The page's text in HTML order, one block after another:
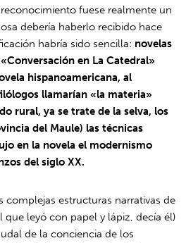
fuese realmente un
debería haberlo recibido hace
habría sido sencilla: novelas
en La Catedral»
hispanoamericana, al
llamarían «la materia»
rural, ya se trate de la selva, los
del Maule) las técnicas
en la novela el modernismo
del siglo XX.
complejas estructuras narrativas de
que leyó con papel y lápiz, decía él)
de la conciencia de los